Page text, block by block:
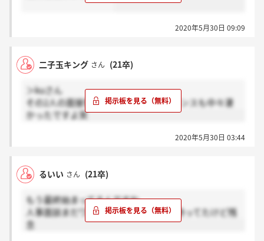
2020年5月30日 09:09
二子玉キング さん (21卒)
＞kuさん
その2人の面接官のソーシャルディスタンスも中々凄
かったですよ笑
2020年5月30日 03:44
るいい さん (21卒)
もう最終始まってるんですね、、
人事面談まだワンチャンあると思って待ってたけど残
念